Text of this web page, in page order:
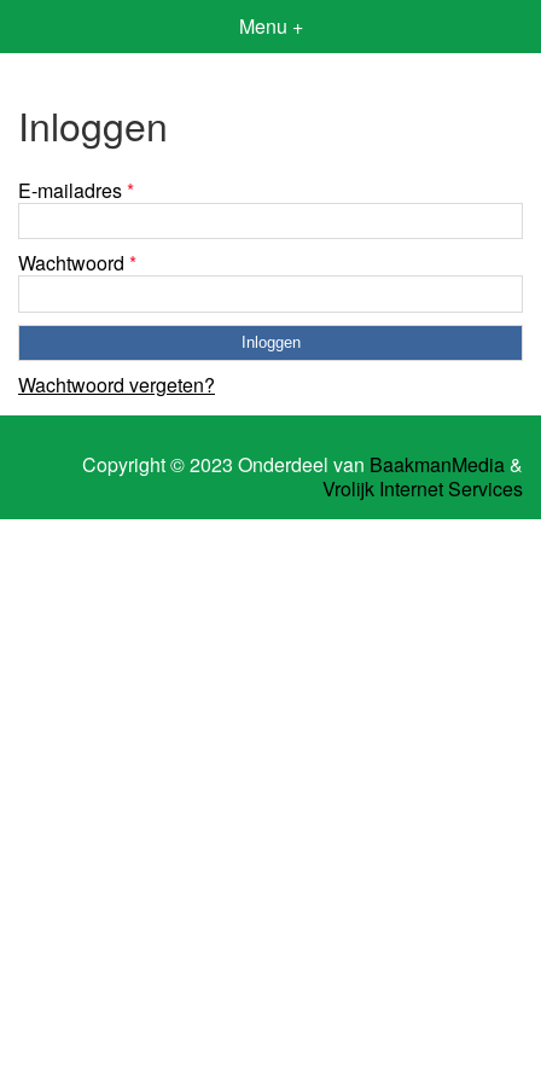
Menu +
Inloggen
E-mailadres*
Wachtwoord *
Wachtwoord vergeten?
Copyright © 2023 Onderdeel van BaakmanMedia&
Vrolijk Internet Services